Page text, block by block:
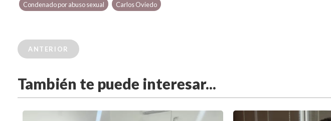
Condenado por abuso sexual Carlos Oviedo
ANTERIOR
También te puede interesar...